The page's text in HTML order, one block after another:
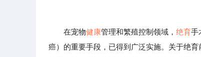
在宠物健康管理和繁殖控制领域， 绝育手
癌）的重要手段，已得到广泛实施。关于绝